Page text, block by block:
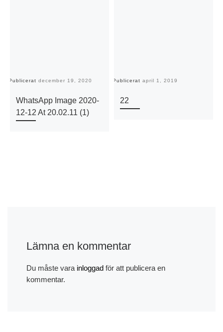
Publicerat december 19, 2020
WhatsApp Image 2020-
12-12 At 20.02.11 (1)
Publicerat april 1, 2019
22
Lämna en kommentar
Du måste vara inloggadför att publicera en
kommentar.